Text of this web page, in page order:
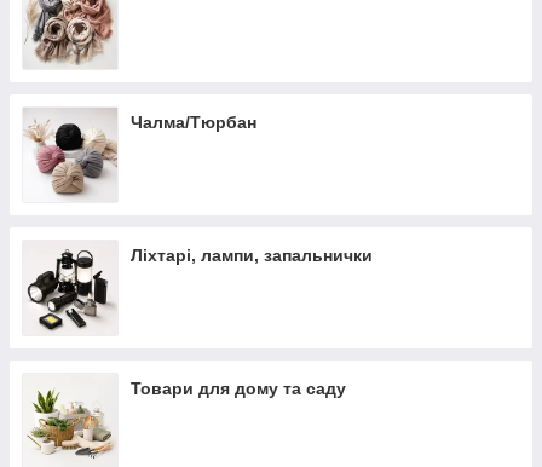
Чалма/Тюрбан
Ліхтарі, лампи, запальнички
Товари для дому та саду